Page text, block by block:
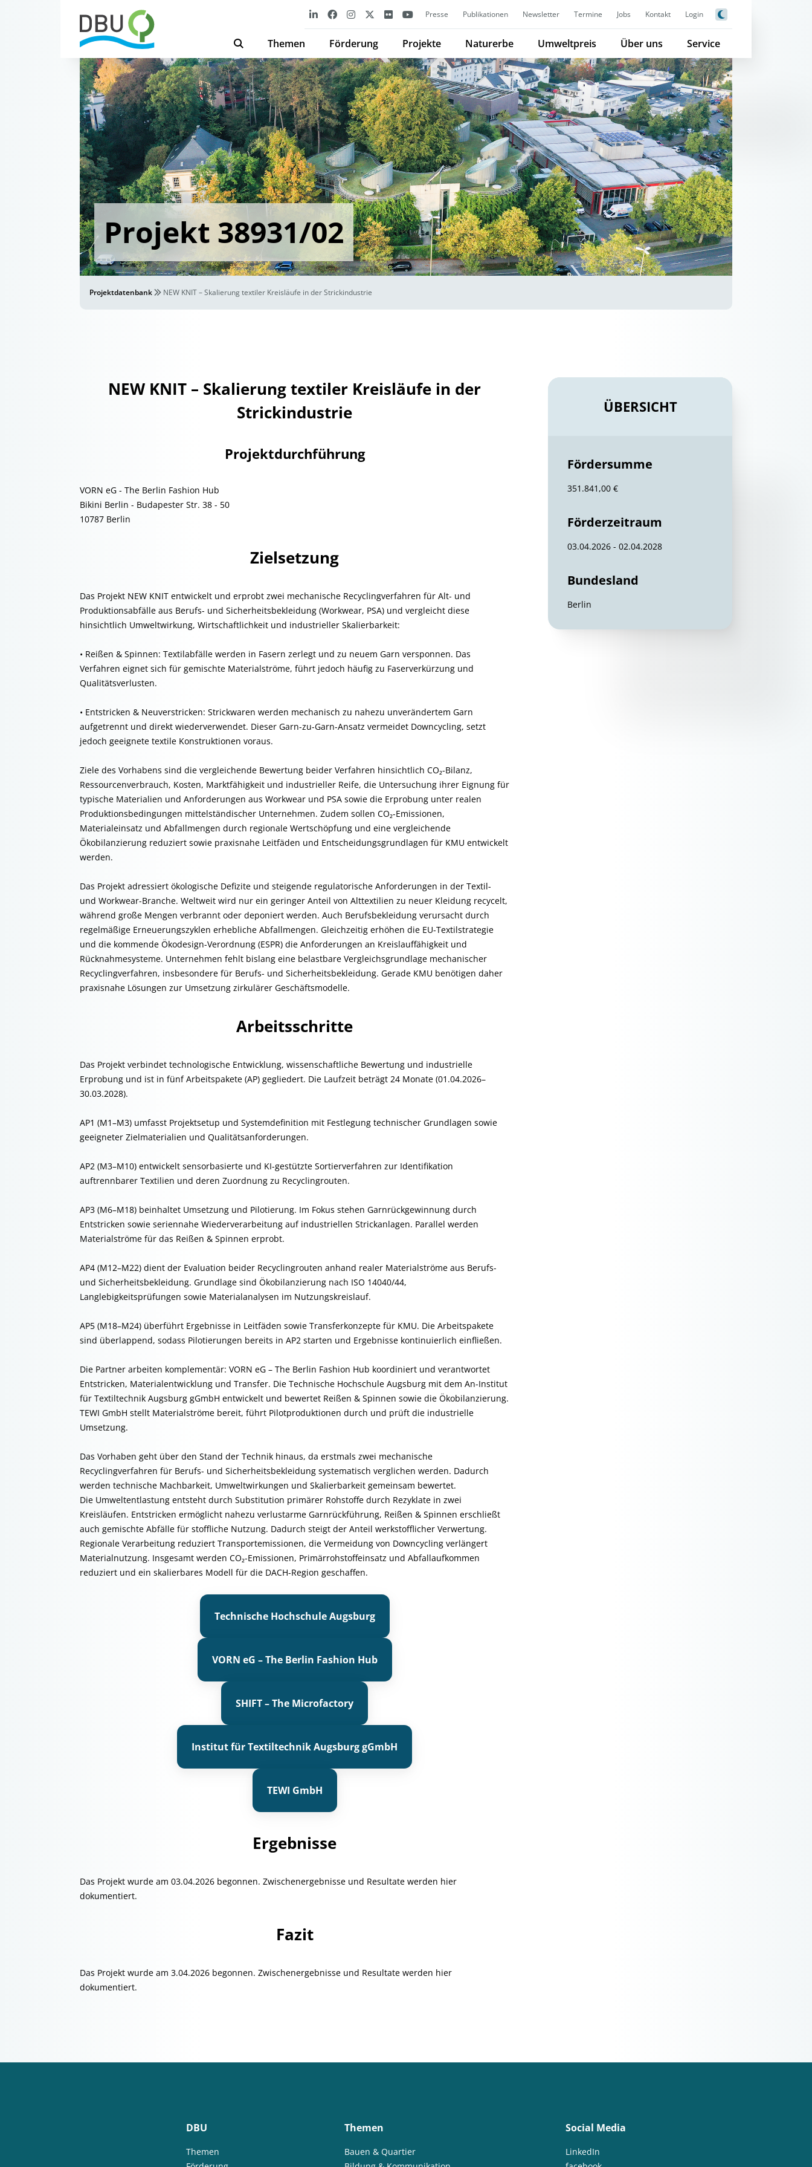
Presse Publikationen Newsletter Termine Jobs Kontakt Login
Themen Förderung Projekte Naturerbe Umweltpreis Über uns Service
Projekt 38931/02
Projektdatenbank NEW KNIT – Skalierung textiler Kreisläufe in der Strickindustrie
NEW KNIT – Skalierung textiler Kreisläufe in der
Strickindustrie
Projektdurchführung
VORN eG - The Berlin Fashion Hub
Bikini Berlin - Budapester Str. 38 - 50
10787 Berlin
Zielsetzung
Das Projekt NEW KNIT entwickelt und erprobt zwei mechanische Recyclingverfahren für Alt- und
Produktionsabfälle aus Berufs- und Sicherheitsbekleidung (Workwear, PSA) und vergleicht diese
hinsichtlich Umweltwirkung, Wirtschaftlichkeit und industrieller Skalierbarkeit:
• Reißen & Spinnen: Textilabfälle werden in Fasern zerlegt und zu neuem Garn versponnen. Das
Verfahren eignet sich für gemischte Materialströme, führt jedoch häufig zu Faserverkürzung und
Qualitätsverlusten.
• Entstricken & Neuverstricken: Strickwaren werden mechanisch zu nahezu unverändertem Garn
aufgetrennt und direkt wiederverwendet. Dieser Garn-zu-Garn-Ansatz vermeidet Downcycling, setzt
jedoch geeignete textile Konstruktionen voraus.
Ziele des Vorhabens sind die vergleichende Bewertung beider Verfahren hinsichtlich CO₂-Bilanz,
Ressourcenverbrauch, Kosten, Marktfähigkeit und industrieller Reife, die Untersuchung ihrer Eignung für
typische Materialien und Anforderungen aus Workwear und PSA sowie die Erprobung unter realen
Produktionsbedingungen mittelständischer Unternehmen. Zudem sollen CO₂-Emissionen,
Materialeinsatz und Abfallmengen durch regionale Wertschöpfung und eine vergleichende
Ökobilanzierung reduziert sowie praxisnahe Leitfäden und Entscheidungsgrundlagen für KMU entwickelt
werden.
Das Projekt adressiert ökologische Defizite und steigende regulatorische Anforderungen in der Textil-
und Workwear-Branche. Weltweit wird nur ein geringer Anteil von Alttextilien zu neuer Kleidung recycelt,
während große Mengen verbrannt oder deponiert werden. Auch Berufsbekleidung verursacht durch
regelmäßige Erneuerungszyklen erhebliche Abfallmengen. Gleichzeitig erhöhen die EU-Textilstrategie
und die kommende Ökodesign-Verordnung (ESPR) die Anforderungen an Kreislauffähigkeit und
Rücknahmesysteme. Unternehmen fehlt bislang eine belastbare Vergleichsgrundlage mechanischer
Recyclingverfahren, insbesondere für Berufs- und Sicherheitsbekleidung. Gerade KMU benötigen daher
praxisnahe Lösungen zur Umsetzung zirkulärer Geschäftsmodelle.
Arbeitsschritte
Das Projekt verbindet technologische Entwicklung, wissenschaftliche Bewertung und industrielle
Erprobung und ist in fünf Arbeitspakete (AP) gegliedert. Die Laufzeit beträgt 24 Monate (01.04.2026–
30.03.2028).
AP1 (M1–M3) umfasst Projektsetup und Systemdefinition mit Festlegung technischer Grundlagen sowie
geeigneter Zielmaterialien und Qualitätsanforderungen.
AP2 (M3–M10) entwickelt sensorbasierte und KI-gestützte Sortierverfahren zur Identifikation
auftrennbarer Textilien und deren Zuordnung zu Recyclingrouten.
AP3 (M6–M18) beinhaltet Umsetzung und Pilotierung. Im Fokus stehen Garnrückgewinnung durch
Entstricken sowie seriennahe Wiederverarbeitung auf industriellen Strickanlagen. Parallel werden
Materialströme für das Reißen & Spinnen erprobt.
AP4 (M12–M22) dient der Evaluation beider Recyclingrouten anhand realer Materialströme aus Berufs-
und Sicherheitsbekleidung. Grundlage sind Ökobilanzierung nach ISO 14040/44,
Langlebigkeitsprüfungen sowie Materialanalysen im Nutzungskreislauf.
AP5 (M18–M24) überführt Ergebnisse in Leitfäden sowie Transferkonzepte für KMU. Die Arbeitspakete
sind überlappend, sodass Pilotierungen bereits in AP2 starten und Ergebnisse kontinuierlich einfließen.
Die Partner arbeiten komplementär: VORN eG – The Berlin Fashion Hub koordiniert und verantwortet
Entstricken, Materialentwicklung und Transfer. Die Technische Hochschule Augsburg mit dem An-Institut
für Textiltechnik Augsburg gGmbH entwickelt und bewertet Reißen & Spinnen sowie die Ökobilanzierung.
TEWI GmbH stellt Materialströme bereit, führt Pilotproduktionen durch und prüft die industrielle
Umsetzung.
Das Vorhaben geht über den Stand der Technik hinaus, da erstmals zwei mechanische
Recyclingverfahren für Berufs- und Sicherheitsbekleidung systematisch verglichen werden. Dadurch
werden technische Machbarkeit, Umweltwirkungen und Skalierbarkeit gemeinsam bewertet.
Die Umweltentlastung entsteht durch Substitution primärer Rohstoffe durch Rezyklate in zwei
Kreisläufen. Entstricken ermöglicht nahezu verlustarme Garnrückführung, Reißen & Spinnen erschließt
auch gemischte Abfälle für stoffliche Nutzung. Dadurch steigt der Anteil werkstofflicher Verwertung.
Regionale Verarbeitung reduziert Transportemissionen, die Vermeidung von Downcycling verlängert
Materialnutzung. Insgesamt werden CO₂-Emissionen, Primärrohstoffeinsatz und Abfallaufkommen
reduziert und ein skalierbares Modell für die DACH-Region geschaffen.
Technische Hochschule Augsburg
VORN eG – The Berlin Fashion Hub
SHIFT – The Microfactory
Institut für Textiltechnik Augsburg gGmbH
TEWI GmbH
Ergebnisse
Das Projekt wurde am 03.04.2026 begonnen. Zwischenergebnisse und Resultate werden hier
dokumentiert.
Fazit
Das Projekt wurde am 3.04.2026 begonnen. Zwischenergebnisse und Resultate werden hier
dokumentiert.
ÜBERSICHT
Fördersumme
351.841,00 €
Förderzeitraum
03.04.2026 - 02.04.2028
Bundesland
Berlin
DBU
Themen
Themen
Bauen & Quartier
Social Media
LinkedIn